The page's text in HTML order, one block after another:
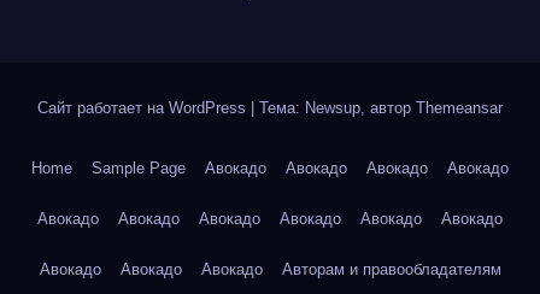
Сайт работает на WordPress Тема: Newsup, автор Themeansar
Home Sample Page Авокадо Авокадо Авокадо Авокадо
Авокадо Авокадо Авокадо Авокадо Авокадо Авокадо
Авокадо Авокадо Авокадо Авторам и правообладателям